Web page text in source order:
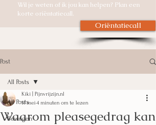
Wil je weten of ik jou kan helpen? Plan een
korte oriëntatiecall.
Oriëntatiecall
Post
All Posts
Bewegen
All Posts
Waarom pleasegedrag kan
Kiki | Pijnvrijzijn.nl
11 mei 4 minuten om te lezen